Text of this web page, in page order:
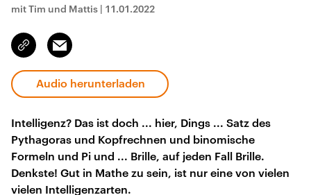
mit Tim und Mattis | 11.01.2022
Link
kopieren/teilen
Email
Audio herunterladen
Intelligenz? Das ist doch ... hier, Dings ... Satz des
Pythagoras und Kopfrechnen und binomische
Formeln und Pi und ... Brille, auf jeden Fall Brille.
Denkste! Gut in Mathe zu sein, ist nur eine von vielen
vielen Intelligenzarten.